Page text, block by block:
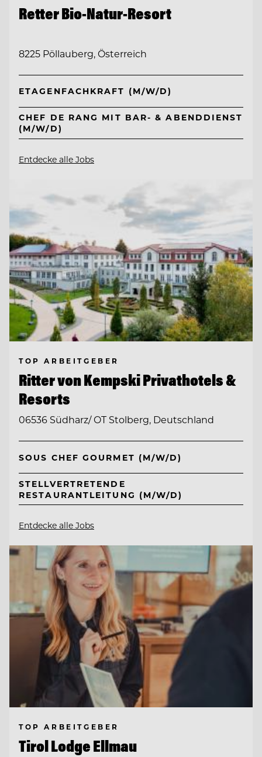
Retter Bio-Natur-Resort
8225 Pöllauberg, Österreich
ETAGENFACHKRAFT (M/W/D)
CHEF DE RANG MIT BAR- & ABENDDIENST
(M/W/D)
Entdecke alle Jobs
TOP ARBEITGEBER
Ritter von Kempski Privathotels &
Resorts
06536 Südharz/ OT Stolberg, Deutschland
SOUS CHEF GOURMET (M/W/D)
STELLVERTRETENDE
RESTAURANTLEITUNG (M/W/D)
Entdecke alle Jobs
TOP ARBEITGEBER
Tirol Lodge Ellmau